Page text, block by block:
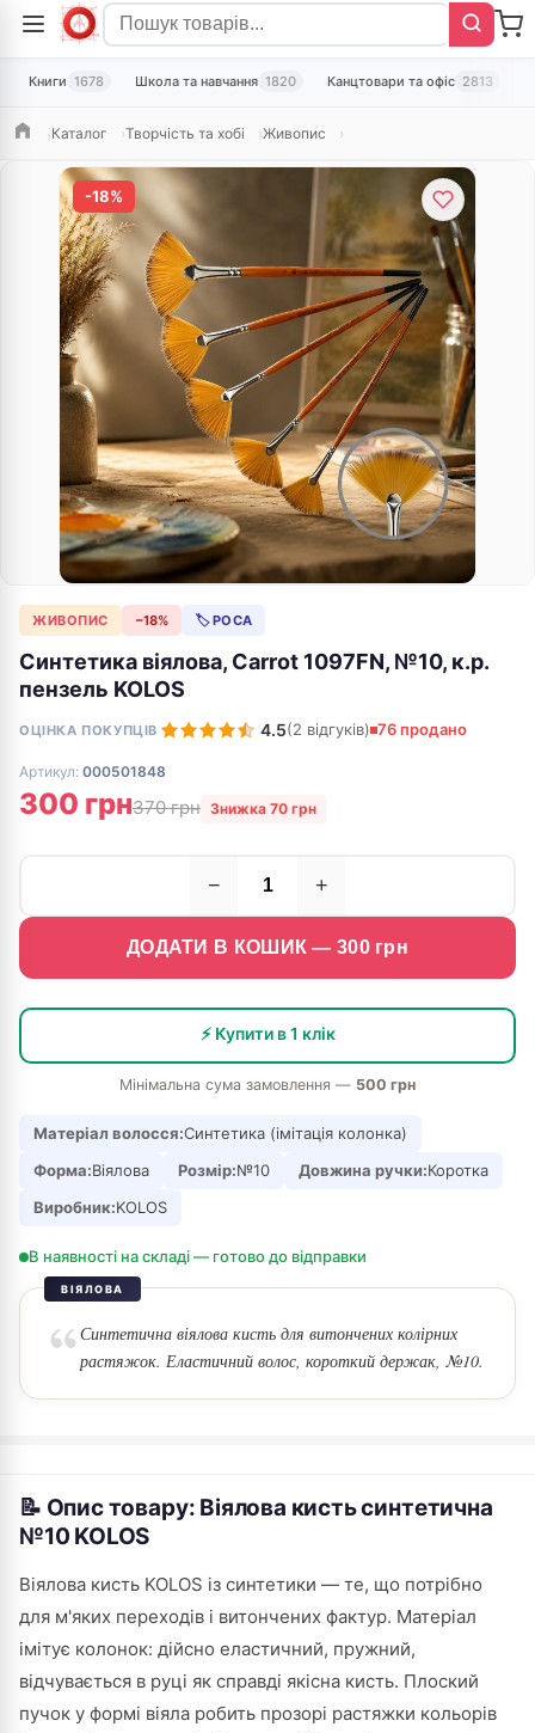
Книги 1678 Школа та навчання 1820 Канцтовари та офіс 2813
ГоловнаКаталог Творчість та хобі Живопис
-18%
ЖИВОПИС −18% 🏷 РОСА
Синтетика віялова, Carrot 1097FN, №10, к.р.
пензель KOLOS
ОЦІНКА ПОКУПЦІВ 4.5(2 відгуків) 76 продано
Артикул: 000501848
300 грн370 грн Знижка 70 грн
− +
ДОДАТИ В КОШИК — 300грн
⚡ Купити в 1 клік
Мінімальна сума замовлення — 500 грн
Матеріал волосся:Синтетика (імітація колонка)
Форма:Віялова Розмір:№10 Довжина ручки:Коротка
Виробник:KOLOS
В наявності на складі — готово до відправки
ВІЯЛОВА
Синтетична віялова кисть для витончених колірних
растяжок. Еластичний волос, короткий держак, №10.
📝 Опис товару: Віялова кисть синтетична
№10 KOLOS
Віялова кисть KOLOS із синтетики — те, що потрібно
для м'яких переходів і витончених фактур. Матеріал
імітує колонок: дійсно еластичний, пружний,
відчувається в руці як справді якісна кисть. Плоский
пучок у формі віяла робить прозорі растяжки кольорів